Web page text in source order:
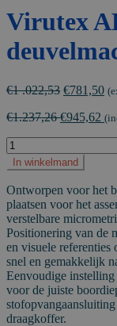
Virutex
€1 .022,53
was:
€781,50
is:
€1.237,26€945,62
Virutex
ABB400
accu
deuvelmachine
20V
4Ah
aantal
In winkelmand
Ontworpen voor het
plaatsen voor het
verstelbare
Positionering van de
en visuele
snel en gemakkelijk
Eenvoudige
voor de juiste
draagkoffer.